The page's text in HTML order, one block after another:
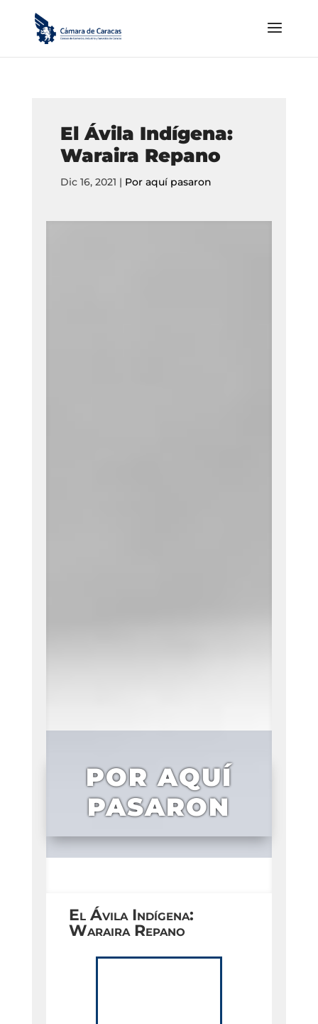
El Ávila Indígena:
Waraira Repano
Dic 16, 2021 | Por aquí pasaron
POR AQUÍ
PASARON
El Ávila Indígena:
Waraira Repano